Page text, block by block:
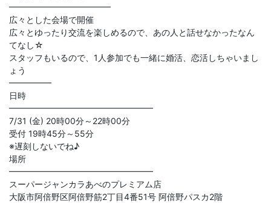
━━━━━━━━━━━━
広々とした会場で開催
広々とゆったり交流を楽しめるので、あの人と話せなかったなん
てなし☆
スタッフもいるので、1人参加でも一緒に婚活、恋活しちゃいまし
ょう
━━━━━
日時
━━━━━━━━━━━━━━━━━
7/31 (金) 20時00分～22時00分
受付 19時45分～55分
※遅刻しないでね♪
場所
━━━━━━━━━━━━━━━━━
スーパージャンカラあべのプレミアム店
大阪市阿倍野区阿倍野筋2丁目4番51号 阿倍野パスカ2階